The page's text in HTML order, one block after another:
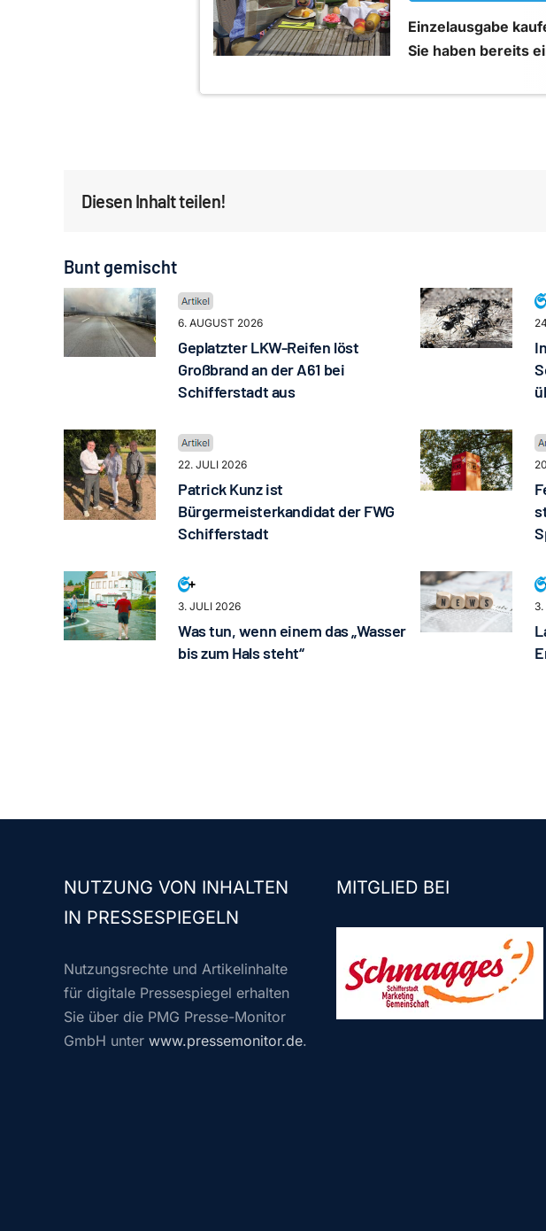
Einzelausgabe
Sie haben bereits
Diesen Inhalt teilen!
Bunt gemischt
6. AUGUST 2026
Geplatzter LKW-Reifen löst
Großbrand an der A61 bei
Schifferstadt aus
22. JULI 2026
Patrick Kunz ist
Bürgermeisterkandidat der FWG
Schifferstadt
3. JULI 2026
Was tun, wenn einem das „Wasser
bis zum Hals steht“
NUTZUNG VON INHALTEN
IN PRESSESPIEGELN
Nutzungsrechte und Artikelinhalte
für digitale Pressespiegel erhalten
Sie über die PMG Presse-Monitor
GmbH unter www.pressemonitor.de.
MITGLIED BEI